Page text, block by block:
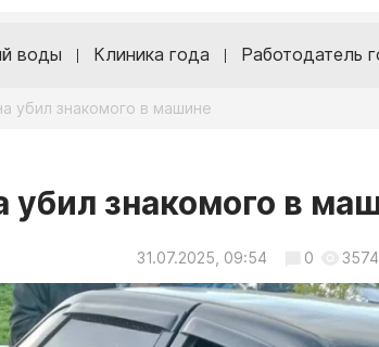
воды Клиника года Работодатель
убил знакомого в машине
знакомого в
31.07.2025, 09:54 0 3574